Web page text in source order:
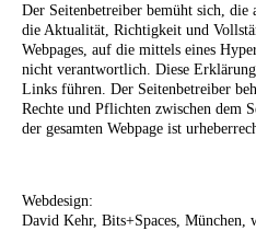
Der Seitenbetreiber bemüht sich,
die Aktualität, Richtigkeit und
Webpages, auf die mittels eines
nicht verantwortlich. Diese
Links führen. Der Seitenbetreiber
Rechte und Pflichten zwischen dem
der gesamten Webpage ist
Webdesign:
David Kehr, Bits+Spaces, München,